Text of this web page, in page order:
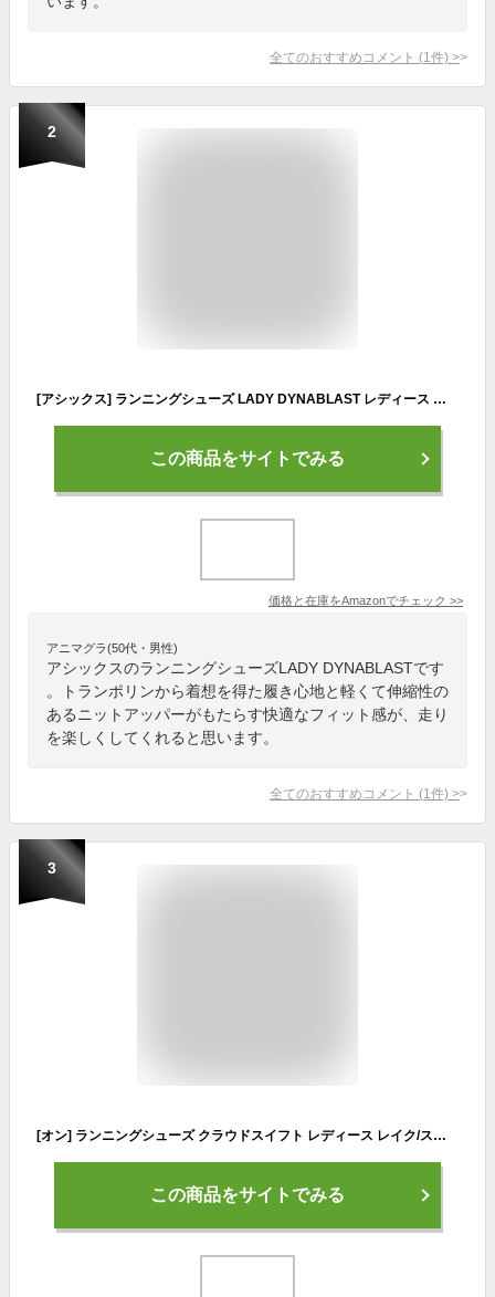
全てのおすすめコメント (1 件) >
2
[アシックス] ランニングシューズ LADY DYNABLAST レディース ブラック/グラファイトグレー 24 cm E
この商品をサイトでみる
価格と在庫をAmazonでチェック >>
アニマグラ(50代・男性)
アシックスのランニングシューズLADY DYNABLASTです
。トランポリンから着想を得た履き心地と軽くて伸縮性の
あるニットアッパーがもたらす快適なフィット感が、走り
を楽しくしてくれると思います。
全てのおすすめコメント (1 件) >
3
[オン] ランニングシューズ クラウドスイフト レディース レイク/スカイ 24.0 cm
この商品をサイトでみる